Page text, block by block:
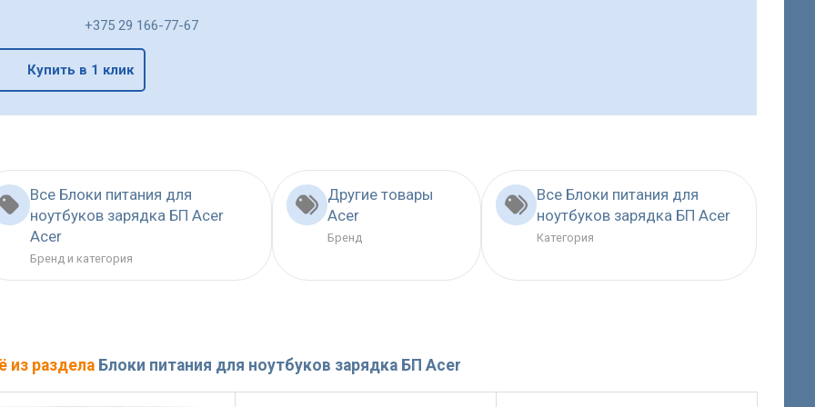
+375 29 166-77-67
Купить в 1 клик
Все Блоки питания для
ноутбуков зарядка БП Acer
Acer
Бренд и категория
Другие товары
Acer
Бренд
Все Блоки питания для
ноутбуков зарядка БП Acer
Категория
из раздела Блоки питания для ноутбуков зарядка БП Acer